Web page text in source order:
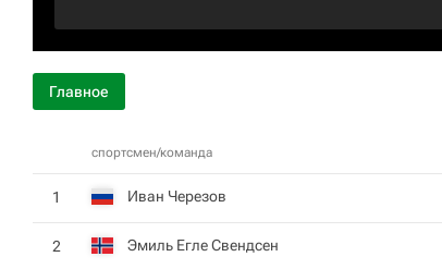
Главное
спортсмен/команда
1 Иван Черезов
2 Эмиль Егле Свендсен